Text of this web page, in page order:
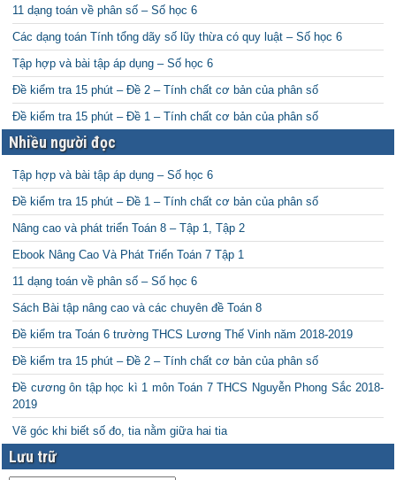
11 dạng toán về phân số – Số học 6
Các dạng toán Tính tổng dãy số lũy thừa có quy luật – Số học 6
Tập hợp và bài tập áp dụng – Số học 6
Đề kiểm tra 15 phút – Đề 2 – Tính chất cơ bản của phân số
Đề kiểm tra 15 phút – Đề 1 – Tính chất cơ bản của phân số
Nhiều người đọc
Tập hợp và bài tập áp dụng – Số học 6
Đề kiểm tra 15 phút – Đề 1 – Tính chất cơ bản của phân số
Nâng cao và phát triển Toán 8 – Tập 1, Tập 2
Ebook Nâng Cao Và Phát Triển Toán 7 Tập 1
11 dạng toán về phân số – Số học 6
Sách Bài tập nâng cao và các chuyên đề Toán 8
Đề kiểm tra Toán 6 trường THCS Lương Thế Vinh năm 2018-2019
Đề kiểm tra 15 phút – Đề 2 – Tính chất cơ bản của phân số
Đề cương ôn tập học kì 1 môn Toán 7 THCS Nguyễn Phong Sắc 2018-
2019
Vẽ góc khi biết số đo, tia nằm giữa hai tia
Lưu trữ